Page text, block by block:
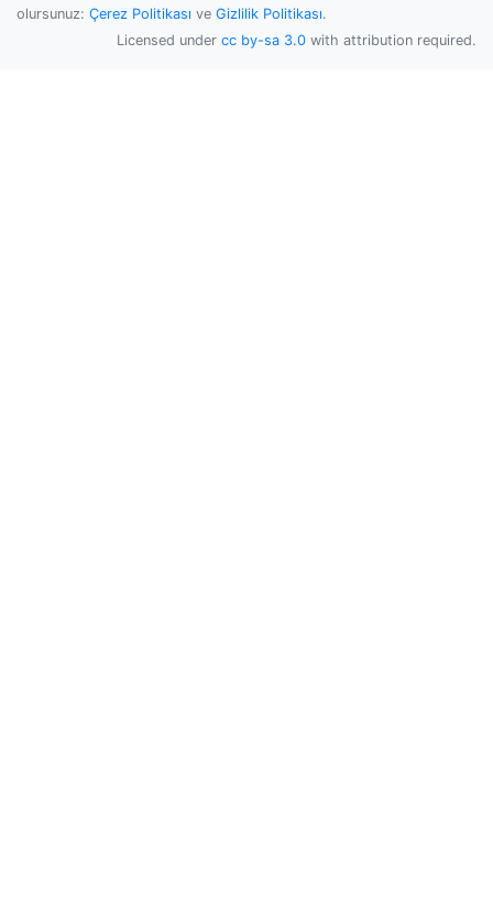
olursunuz: Çerez Politikası ve Gizlilik Politikası.
Licensed under cc by-sa 3.0 with attribution required.